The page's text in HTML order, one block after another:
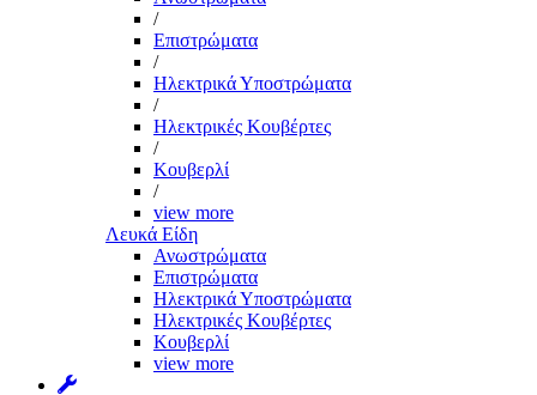
/
Επιστρώματα
/
Ηλεκτρικά Υποστρώματα
/
Ηλεκτρικές Κουβέρτες
/
Κουβερλί
/
view more
Λευκά Είδη
Ανωστρώματα
Επιστρώματα
Ηλεκτρικά Υποστρώματα
Ηλεκτρικές Κουβέρτες
Κουβερλί
view more